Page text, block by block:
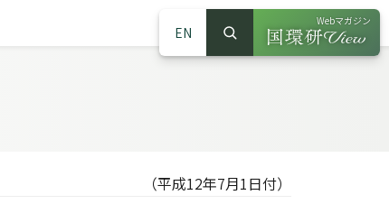
EN
サイト内検索
検索
Webマガジン
（別ウインドウ
（平成12年7月1日付）